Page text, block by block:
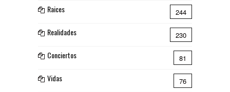
Raices 244
Realidades 230
Conciertos 81
Vidas 76